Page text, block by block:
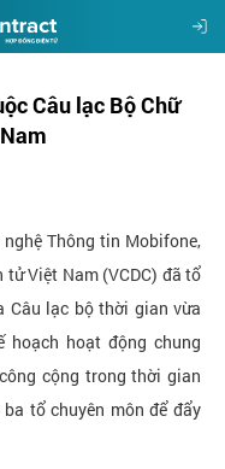
Câu lạc Bộ Chữ
Thông tin Mobifone,
Việt Nam (VCDC) đã tổ
Câu lạc bộ thời gian vừa
hoạt động chung
cộng trong thời gian
tổ chuyên môn để đẩy